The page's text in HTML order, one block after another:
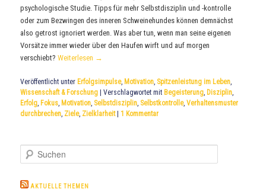
psychologische Studie. Tipps für mehr Selbstdisziplin und -kontrolle
oder zum Bezwingen des inneren Schweinehundes können demnächst
also getrost ignoriert werden. Was aber tun, wenn man seine eigenen
Vorsätze immer wieder über den Haufen wirft und auf morgen
verschiebt?Weiterlesen →
Veröffentlicht unter Erfolgsimpulse, Motivation, Spitzenleistung im Leben,
Wissenschaft & Forschung
|Verschlagwortet mit Begeisterung, Disziplin,
Erfolg, Fokus, Motivation, Selbstdisziplin, Selbstkontrolle,Verhaltensmuster
durchbrechen, Ziele, Zielklarheit |1 Kommentar
h
AKTUELLE THEMEN